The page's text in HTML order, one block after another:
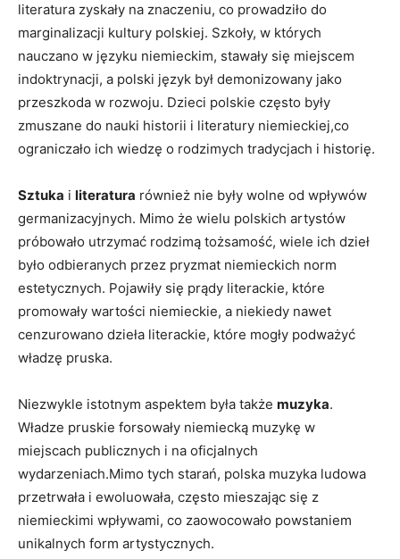
literatura zyskały na znaczeniu, co⁤ prowadziło do
marginalizacji‌ kultury polskiej. Szkoły, w których
nauczano w języku niemieckim, stawały się miejscem
indoktrynacji, a polski język był demonizowany jako
przeszkoda w rozwoju. Dzieci polskie często były
zmuszane do nauki historii i literatury niemieckiej,co
ograniczało ich wiedzę o rodzimych tradycjach i historię.
Sztuka i literatura również nie były wolne od wpływów
germanizacyjnych. Mimo że wielu polskich artystów‌
próbowało utrzymać rodzimą ⁤tożsamość, wiele ich dzieł
było​ odbieranych przez pryzmat niemieckich norm‍
estetycznych. Pojawiły ‍się prądy literackie, które
promowały⁤ wartości niemieckie, a niekiedy nawet
cenzurowano dzieła literackie, które mogły podważyć
władzę pruska.
Niezwykle istotnym aspektem była także muzyka.
‍Władze pruskie forsowały niemiecką muzykę w
miejscach publicznych ​i na oficjalnych
wydarzeniach.Mimo tych starań, polska ‍muzyka ludowa
przetrwała i ewoluowała,‍ często mieszając się z
niemieckimi wpływami, co zaowocowało powstaniem
unikalnych form artystycznych.